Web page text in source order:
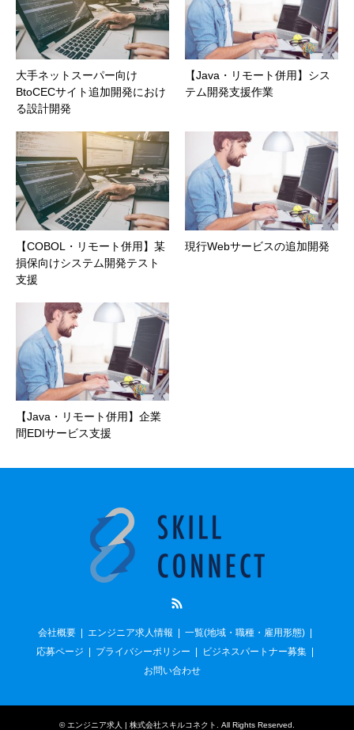
大手ネットスーパー向け
BtoCECサイト追加開発におけ
る設計開発
【Java・リモート併用】シス
テム開発支援作業
【COBOL・リモート併用】某
損保向けシステム開発テスト
支援
現行Webサービスの追加開発
【Java・リモート併用】企業
間EDIサービス支援
会社概要 エンジニア求人情報
一覧(地域・職種・雇用形態)
応募ページ
プライバシーポリシー
ビジネスパートナー募集
お問い合わせ
©エンジニア求人 | 株式会社スキルコネクト. All Rights Reserved.